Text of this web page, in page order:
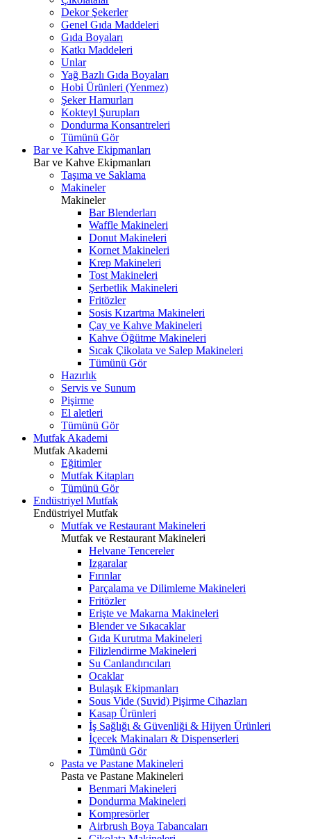
Dekor Şekerler
Genel Gıda Maddeleri
Gıda Boyaları
Katkı Maddeleri
Unlar
Yağ Bazlı Gıda Boyaları
Hobi Ürünleri (Yenmez)
Şeker Hamurları
Kokteyl Şurupları
Dondurma Konsantreleri
Tümünü Gör
Bar ve Kahve Ekipmanları
Bar ve Kahve Ekipmanları
Taşıma ve Saklama
Makineler
Makineler
Bar Blenderları
Waffle Makineleri
Donut Makineleri
Kornet Makineleri
Krep Makineleri
Tost Makineleri
Şerbetlik Makineleri
Fritözler
Sosis Kızartma Makineleri
Çay ve Kahve Makineleri
Kahve Öğütme Makineleri
Sıcak Çikolata ve Salep Makineleri
Tümünü Gör
Hazırlık
Servis ve Sunum
Pişirme
El aletleri
Tümünü Gör
Mutfak Akademi
Mutfak Akademi
Eğitimler
Mutfak Kitapları
Tümünü Gör
Endüstriyel Mutfak
Endüstriyel Mutfak
Mutfak ve Restaurant Makineleri
Mutfak ve Restaurant Makineleri
Helvane Tencereler
Izgaralar
Fırınlar
Parçalama ve Dilimleme Makineleri
Fritözler
Erişte ve Makarna Makineleri
Blender ve Sıkacaklar
Gıda Kurutma Makineleri
Filizlendirme Makineleri
Su Canlandırıcıları
Ocaklar
Bulaşık Ekipmanları
Sous Vide (Suvid) Pişirme Cihazları
Kasap Ürünleri
İş Sağlığı & Güvenliği & Hijyen Ürünleri
İçecek Makinaları & Dispenserleri
Tümünü Gör
Pasta ve Pastane Makineleri
Pasta ve Pastane Makineleri
Benmari Makineleri
Dondurma Makineleri
Kompresörler
Airbrush Boya Tabancaları